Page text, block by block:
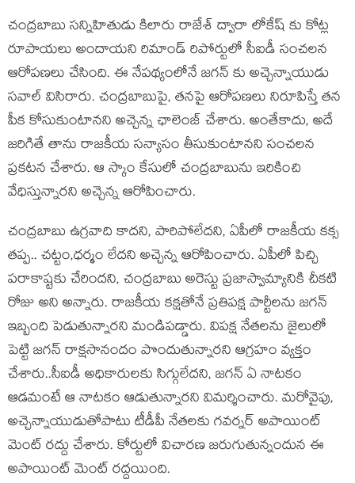
చంద్రబాబు సన్నిహితుడు కిలారు రాజేశ్ ద్వారా లోకేష్ కు కోట్ల
రూపాయలు అందాయని రిమాండ్ రిపోర్టులో సీఐడీ సంచలన
ఆరోపణలు చేసింది. ఈ నేపథ్యంలోనే జగన్ కు అచ్చెన్నాయుడు
సవాల్ విసిరారు. చంద్రబాబుపై, తనపై ఆరోపణలు నిరూపిస్తే తన
పీక కోసుకుంటానని అచ్చెన్న ఛాలెంజ్ చేశారు. అంతేకాదు, అదే
జరిగితే తాను రాజకీయ సన్యాసం తీసుకుంటానని సంచలన
ప్రకటన చేశారు. ఆ స్కాం కేసులో చంద్రబాబును ఇరికించి
వేధిస్తున్నారని అచ్చెన్న ఆరోపించారు.
చంద్రబాబు ఉగ్రవాది కాదని, పారిపోలేదని, ఏపీలో రాజకీయ కక్స
తప్ప.. చట్టం,ధర్మం లేదని అచ్చెన్న ఆరోపించారు. ఏపీలో పిచ్చి
పరాకాష్టకు చేరిందని, చంద్రబాబు అరెస్టు ప్రజాస్వామ్యానికి చీకటి
రోజు అని అన్నారు. రాజకీయ కక్షతోనే ప్రతిపక్ష పార్టీలను జగన్
ఇబ్బంది పెడుతున్నారని మండిపడ్డారు. విపక్ష నేతలను జైలులో
పెట్టి జగన్ రాక్షసానందం పొందుతున్నారని ఆగ్రహం వ్యక్తం
చేశారు..సీఐడీ అధికారులకు సిగ్గులేదని, జగన్ ఏ నాటకం
ఆడమంటే ఆ నాటకం ఆడుతున్నారని విమర్శించారు. మరోవైపు,
అచ్చెన్నాయుడుతోపాటు టీడీపీ నేతలకు గవర్నర్ అపాయింట్
మెంట్ రద్దు చేశారు. కోర్టులో విచారణ జరుగుతున్నందున ఈ
అపాయింట్ మెంట్ రద్దయింది.